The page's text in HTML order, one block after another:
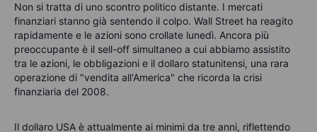
Non si tratta di uno scontro politico distante. I mercati
finanziari stanno già sentendo il colpo. Wall Street ha reagito
rapidamente e le azioni sono crollate lunedì. Ancora più
preoccupante è il sell-off simultaneo a cui abbiamo assistito
tra le azioni, le obbligazioni e il dollaro statunitensi, una rara
operazione di "vendita all'America" che ricorda la crisi
finanziaria del 2008.
Il dollaro USA è attualmente ai minimi da tre anni, riflettendo